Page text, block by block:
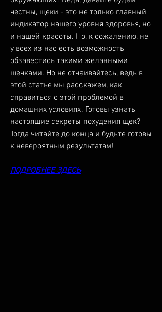
честны, щеки - это не только главный
индикатор нашего уровня здоровья, но
и нашей красоты. Но, к сожалению, не
у всех из нас есть возможность
обзавестись такими желанными
щечками. Но не отчаивайтесь, ведь в
этой статье мы расскажем, как
справиться с этой проблемой в
домашних условиях. Готовы узнать
настоящие секреты похудения щек?
Тогда читайте до конца и будьте готовы
к невероятным результатам!
ПОДРОБНЕЕ ЗДЕСЬ